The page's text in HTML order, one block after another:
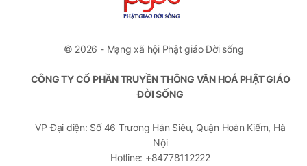
© 2026 - Mạng xã hội Phật giáo Đời sống
CÔNG TY CỔ PHẦN TRUYỀN THÔNG VĂN HOÁ PHẬT GIÁO
ĐỜI SỐNG
VP Đại diện: Số 46 Trương Hán Siêu, Quận Hoàn Kiếm, Hà
Nội
Hotline: +84778112222